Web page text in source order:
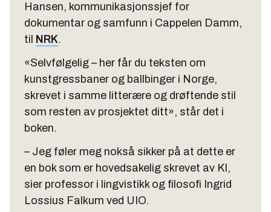
Hansen, kommunikasjonssjef for
dokumentar og samfunn i Cappelen Damm,
til NRK.
«Selvfølgelig – her får du teksten om
kunstgressbaner og ballbinger i Norge,
skrevet i samme litterære og drøftende stil
som resten av prosjektet ditt», står det i
boken.
– Jeg føler meg nokså sikker på at dette er
en bok som er hovedsakelig skrevet av KI,
sier professor i lingvistikk og filosofi Ingrid
Lossius Falkum ved UIO.